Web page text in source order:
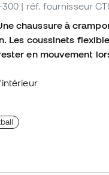
300 | réf. fournisseur
chaussure à
Les coussinets
en mouvement